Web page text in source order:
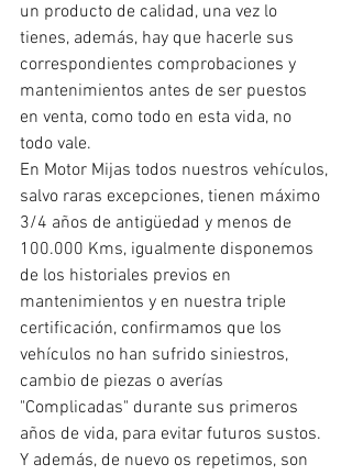
un producto de calidad, una vez lo
tienes, además, hay que hacerle sus
correspondientes comprobaciones y
mantenimientos antes de ser puestos
en venta, como todo en esta vida, no
todo vale.
En Motor Mijas todos nuestros vehículos,
salvo raras excepciones, tienen máximo
3/4 años de antigüedad y menos de
100.000 Kms, igualmente disponemos
de los historiales previos en
mantenimientos y en nuestra triple
certificación, confirmamos que los
vehículos no han sufrido siniestros,
cambio de piezas o averías
"Complicadas" durante sus primeros
años de vida, para evitar futuros sustos.
Y además, de nuevo os repetimos, son